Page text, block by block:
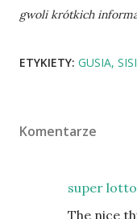
gwoli krótkich
ETYKIETY: GUSIA SISI
Komentarze
super
The nice